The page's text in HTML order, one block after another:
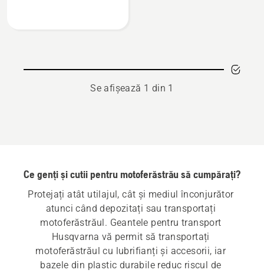
Se afișează 1 din 1
Ce genți și cutii pentru motoferăstrău să cumpărați?
Protejați atât utilajul, cât și mediul înconjurător
atunci când depozitați sau transportați
motoferăstrăul. Geantele pentru transport
Husqvarna vă permit să transportați
motoferăstrăul cu lubrifianți și accesorii, iar
bazele din plastic durabile reduc riscul de